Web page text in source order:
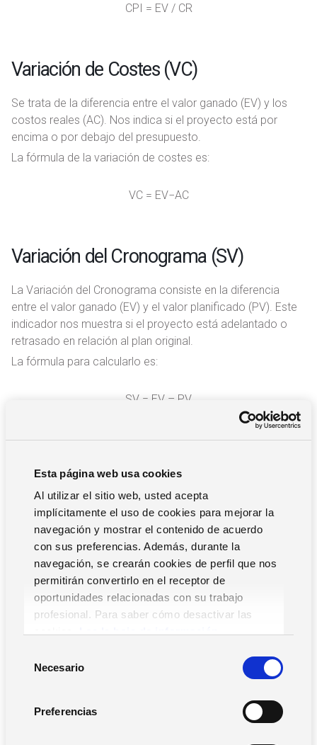
Esta página web usa cookies
Al utilizar el sitio web, usted acepta
implícitamente el uso de cookies para mejorar la
navegación y mostrar el contenido de acuerdo
con sus preferencias. Además, durante la
navegación, se crearán cookies de perfil que nos
permitirán convertirlo en el receptor de
oportunidades relacionadas con su trabajo
profesional. Para saber cómo desactivar las
Necesario
Preferencias
CPI = EV / CR
Variación de Costes (VC)
Se trata de la diferencia entre el valor ganado (EV) y los
costos reales (AC). Nos indica si el proyecto está por
encima o por debajo del presupuesto.
La fórmula de la variación de costes es:
VC = EV−AC
Variación del Cronograma (SV)
La Variación del Cronograma consiste en la diferencia
entre el valor ganado (EV) y el valor planificado (PV). Este
indicador nos muestra si el proyecto está adelantado o
retrasado en relación al plan original.
La fórmula para calcularlo es:
SV = EV – PV
valor ganado en la gestión de
proyectos?
El uso del valor ganado en la gestión de proyectos
proporciona diversos beneficios a los gestores y personas
responsables de equipos de trabajo. Entre otros aspectos,
permiten tener un mejor control del rendimiento a todos
los niveles (tiempo, recursos, costes…), así como detectar
errores más fácilmente y mejorar la toma de decisiones.
Mejor control del rendimiento del
La métrica del valor ganado permite controlar de manera